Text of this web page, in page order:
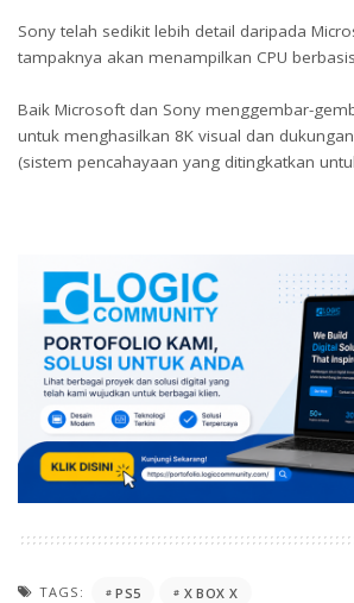
Sony telah sedikit lebih detail daripada
tampaknya akan menampilkan CPU
Baik Microsoft dan Sony menggembar-
untuk menghasilkan 8K visual dan
(sistem pencahayaan yang ditingkatkan
TAGS: PS5 X BOX X